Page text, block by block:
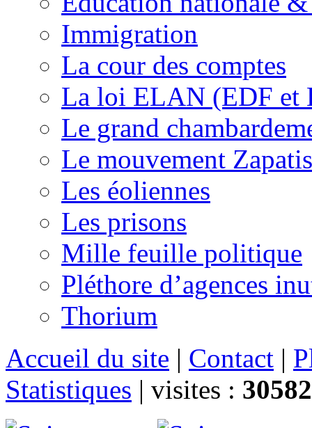
Immigration
La cour des comptes
La loi ELAN (EDF et
Le grand
Le mouvement
Les éoliennes
Les prisons
Mille feuille politique
Pléthore d’agences
Thorium
Accueil du site | Contact |
Statistiques | visites :